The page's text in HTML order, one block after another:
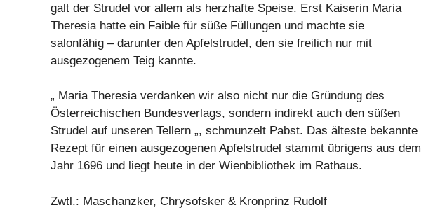
galt der Strudel vor allem als herzhafte Speise. Erst Kaiserin Maria
Theresia hatte ein Faible für süße Füllungen und machte sie
salonfähig – darunter den Apfelstrudel, den sie freilich nur mit
ausgezogenem Teig kannte.
„ Maria Theresia verdanken wir also nicht nur die Gründung des
Österreichischen Bundesverlags, sondern indirekt auch den süßen
Strudel auf unseren Tellern „, schmunzelt Pabst. Das älteste bekannte
Rezept für einen ausgezogenen Apfelstrudel stammt übrigens aus dem
Jahr 1696 und liegt heute in der Wienbibliothek im Rathaus.
Zwtl.: Maschanzker, Chrysofsker & Kronprinz Rudolf